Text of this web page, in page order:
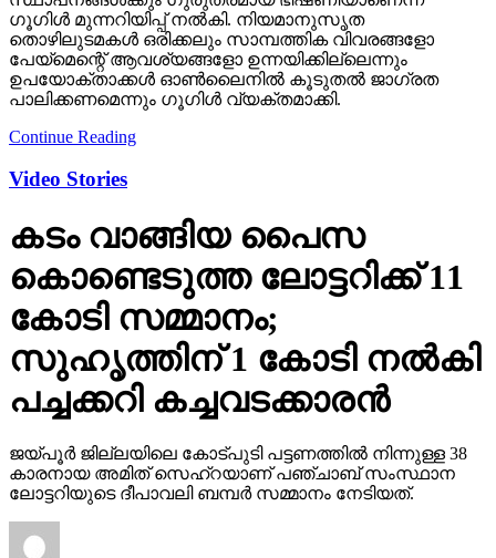
ഗൂഗിള്‍ മുന്നറിയിപ്പ് നല്‍കി. നിയമാനുസൃത
തൊഴിലുടമകള്‍ ഒരിക്കലും സാമ്പത്തിക വിവരങ്ങളോ
പേയ്‌മെന്റെ് ആവശ്യങ്ങളോ ഉന്നയിക്കില്ലെന്നും
ഉപയോക്താക്കള്‍ ഓണ്‍ലൈനില്‍ കൂടുതല്‍ ജാഗ്രത
പാലിക്കണമെന്നും ഗൂഗിള്‍ വ്യക്തമാക്കി.
Continue Reading
Video Stories
കടം വാങ്ങിയ പൈസ
കൊണ്ടെടുത്ത ലോട്ടറിക്ക് 11
കോടി സമ്മാനം;
സുഹൃത്തിന് 1 കോടി നല്‍കി
പച്ചക്കറി കച്ചവടക്കാരന്‍
ജയ്പൂര്‍ ജില്ലയിലെ കോട്പുടി പട്ടണത്തില്‍ നിന്നുള്ള 38
കാരനായ അമിത് സെഹ്‌റയാണ് പഞ്ചാബ് സംസ്ഥാന
ലോട്ടറിയുടെ ദീപാവലി ബമ്പര്‍ സമ്മാനം നേടിയത്.